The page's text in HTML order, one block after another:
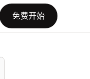
免费开始